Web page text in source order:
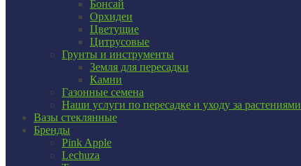
Бонсай
Орхидеи
Цветущие
Цитрусовые
Грунты и инструменты
Земля для пересадки
Камни
Газонные семена
Наши услуги по пересадке и уходу за растениями
Вазы стеклянные
Бренды
Pink Apple
Lechuza